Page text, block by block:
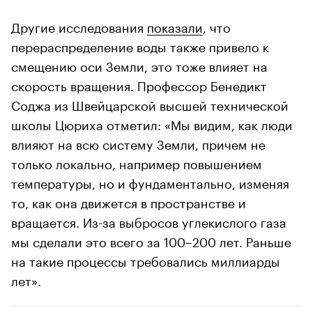
Другие исследования показали , что
перераспределение воды также привело к
смещению оси Земли, это тоже влияет на
скорость вращения. Профессор Бенедикт
Соджа из Швейцарской высшей технической
школы Цюриха отметил: «Мы видим, как люди
влияют на всю систему Земли, причем не
только локально, например повышением
температуры, но и фундаментально, изменяя
то, как она движется в пространстве и
вращается. Из-за выбросов углекислого газа
мы сделали это всего за 100–200 лет. Раньше
на такие процессы требовались миллиарды
лет».